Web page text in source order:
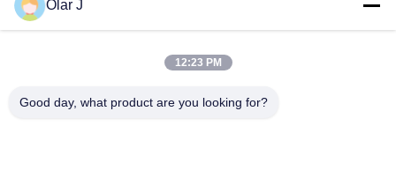
2600W 15KHZ κανονιστική μηχανή συγκόλλησης πλαστικών
MP - 1526B/1518/1530/1532
σοκολάτα φασόλια καρύδια σνακ
Olar J
12:23 PM
Good day, what product are you looking for?